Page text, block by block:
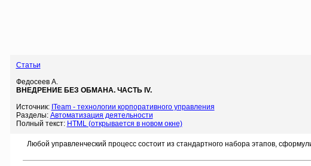
Статьи
Федосеев А.
ВНЕДРЕНИЕ БЕЗ ОБМАНА. ЧАСТЬ IV.
Источник: ITeam - технологии корпоративного управления
Разделы: Автоматизация деятельности
Полный текст: HTML (открывается в новом окне)
Любой управленческий процесс состоит из стандартного набора этапов,